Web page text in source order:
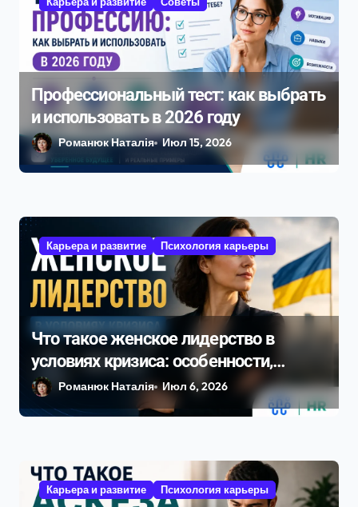
я
мПрофессиональный тест: как выбрать
и использовать в 2026 году
Романюк Наталія Июл 15, 2026
Карьера и развитие Психология карьеры
Что такое женское лидерство в
условиях кризиса: особенности,
преимущества и украинский опыт в
2026 году
Романюк Наталія Июл 6, 2026
Карьера и развитие Психология карьеры